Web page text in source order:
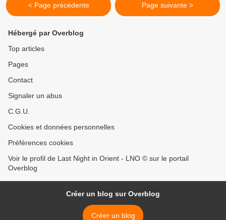
< Page précédente Page suivante >
Hébergé par Overblog
Top articles
Pages
Contact
Signaler un abus
C.G.U.
Cookies et données personnelles
Préférences cookies
Voir le profil de Last Night in Orient - LNO © sur le portail
Overblog
Créer un blog sur Overblog
Créer un blog